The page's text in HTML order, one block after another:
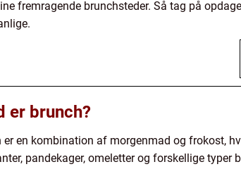
fremragende brunchsteder. Så tag på
er brunch?
er en kombination af morgenmad og frokost,
pandekager, omeletter og forskellige typer